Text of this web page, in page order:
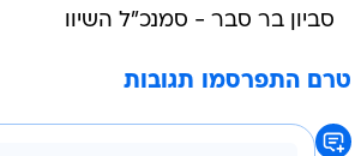
סביון בר סבר - סמנכ"ל השיוו
טרם התפרסמו תגובות